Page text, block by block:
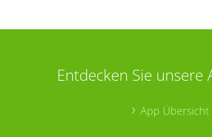
Entdecken Sie unsere
App Übersicht